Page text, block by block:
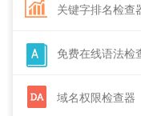
关键字排名检查
免费在线语法检
域名权限检查器